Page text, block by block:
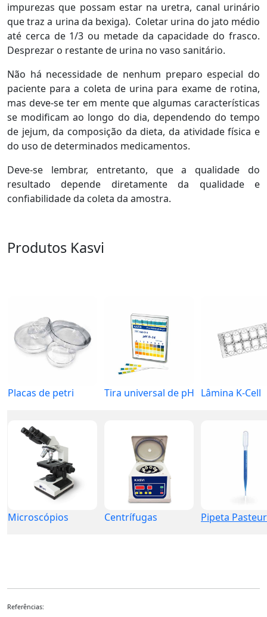
impurezas que possam estar na uretra, canal urinário
que traz a urina da bexiga). Coletar urina do jato médio
até cerca de 1/3 ou metade da capacidade do frasco.
Desprezar o restante de urina no vaso sanitário.
Não há necessidade de nenhum preparo especial do
paciente para a coleta de urina para exame de rotina,
mas deve-se ter em mente que algumas características
se modificam ao longo do dia, dependendo do tempo
de jejum, da composição da dieta, da atividade física e
do uso de determinados medicamentos.
Deve-se lembrar, entretanto, que a qualidade do
resultado depende diretamente da qualidade e
confiabilidade da coleta da amostra.
Produtos Kasvi
Placas de petri Tira universal de pH Lâmina K-Cell
Microscópios Centrífugas Pipeta Pasteur
Referências: